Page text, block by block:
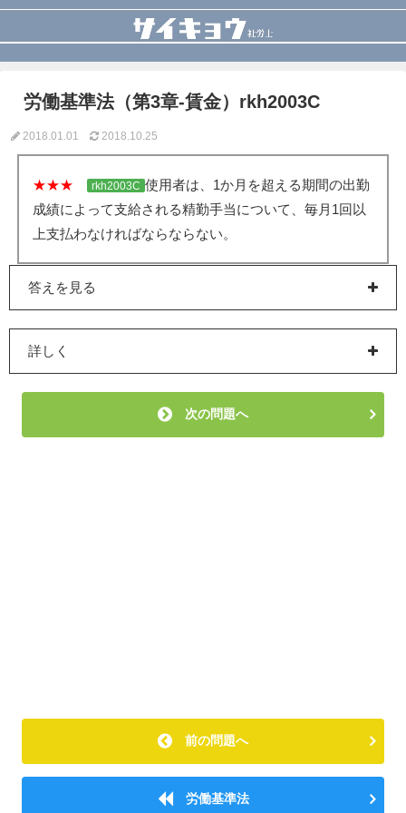
労働基準法（第3章-賃金）rkh2003C
2018.01.01 2018.10.25
★★★ rkh2003C 使用者は、1か月を超える期間の出勤
成績によって支給される精勤手当について、毎月1回以
上支払わなければならならない。
答えを見る
詳しく
次の問題へ
前の問題へ
労働基準法